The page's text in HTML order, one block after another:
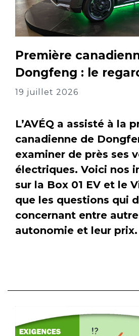
Première
Dongfeng : le
19 juillet 2026
L’AVÉQ a assisté à la
canadienne de
examiner de près ses
électriques. Voici nos
sur la Box 01 EV et le
que les questions qui
concernant entre
autonomie et leur prix.